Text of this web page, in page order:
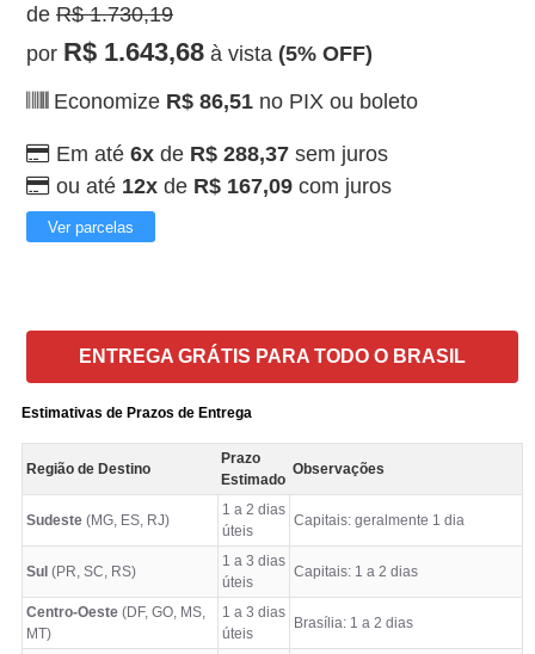
de R$ 1.730,19
por R$ 1.643,68 à vista (5% OFF)
Economize R$ 86,51 no PIX ou boleto
Em até 6x de R$ 288,37 sem juros
ou até 12x de R$ 167,09 com juros
Ver parcelas
ENTREGA GRÁTIS PARA TODO O BRASIL
Estimativas de Prazos de Entrega
Região de Destino
Prazo
Estimado
Observações
Sudeste (MG, ES, RJ)
1 a 2 dias
úteis
Capitais: geralmente 1 dia
Sul (PR, SC, RS)
1 a 3 dias
úteis
Capitais: 1 a 2 dias
Centro-Oeste (DF, GO, MS,
MT)
1 a 3 dias
úteis
Brasília: 1 a 2 dias